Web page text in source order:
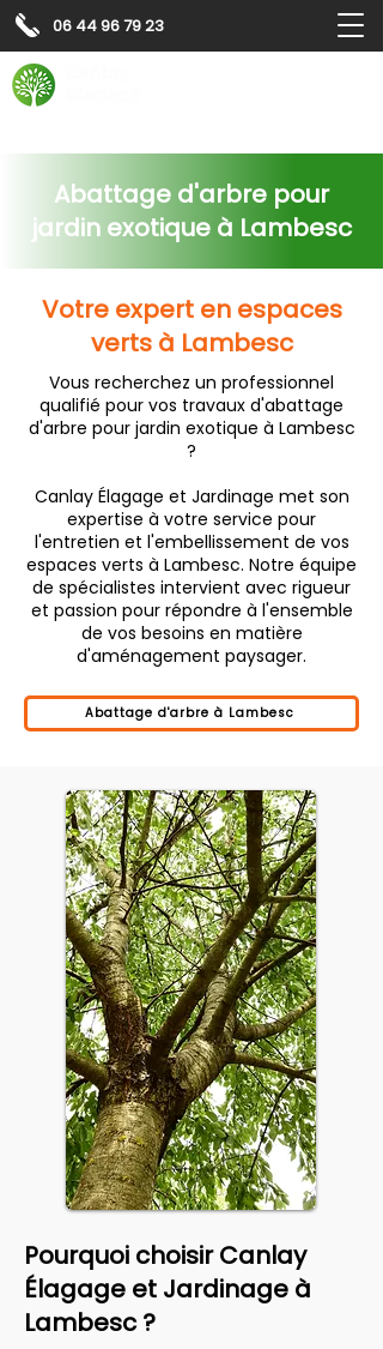
06 44 96 79 23
Abattage d'arbre pour
jardin exotique à Lambesc
Votre expert en espaces
verts à Lambesc
Vous recherchez un professionnel
qualifié pour vos travaux d'abattage
d'arbre pour jardin exotique à Lambesc
?
Canlay Élagage et Jardinage met son
expertise à votre service pour
l'entretien et l'embellissement de vos
espaces verts à Lambesc. Notre équipe
de spécialistes intervient avec rigueur
et passion pour répondre à l'ensemble
de vos besoins en matière
d'aménagement paysager.
Abattage d'arbre à Lambesc
Pourquoi choisir Canlay
Élagage et Jardinage à
Lambesc ?